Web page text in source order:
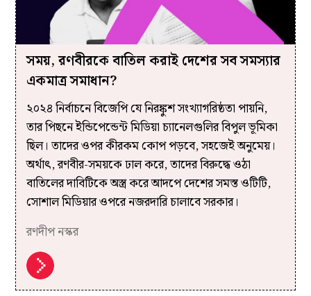
সময়, রণবীরকে বাতিল করাই দেশের সব সমস্যার
একমাত্র সমাধান?
২০২৪ নির্বাচনে বিজেপি যে নিরঙ্কুশ সংখ্যাগরিষ্ঠতা পায়নি,
তার পিছনে ইন্ডিপেন্ডেন্ট মিডিয়া চ্যানেলগুলির বিপুল ভূমিকা
ছিল। তাদের ওপর কীরকম কোপ পড়বে, সহজেই অনুমেয়।
অর্থাৎ, রণবীর-সময়কে ঢাল করে, তাদের বিরুদ্ধে ওঠা
বাতিলের দাবিটিকে অস্ত্র করে আদপে দেশের সমস্ত ওটিটি,
সোশাল মিডিয়ার ওপরে নজরদারি চালাবে সরকার।
রণদীপ নস্কর